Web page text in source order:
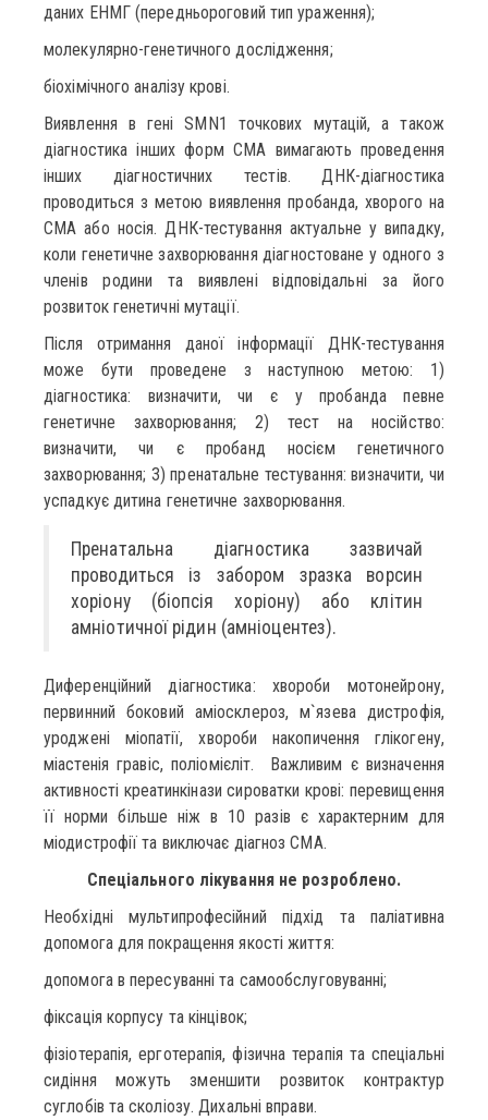
даних ЕНМГ (передньороговий тип ураження);
молекулярно-генетичного дослідження;
біохімічного аналізу крові.
Виявлення в гені SMN1 точкових мутацій, а також
діагностика інших форм СМА вимагають проведення
інших діагностичних тестів. ДНК-діагностика
проводиться з метою виявлення пробанда, хворого на
СМА або носія. ДНК-тестування актуальне у випадку,
коли генетичне захворювання діагностоване у одного з
членів родини та виявлені відповідальні за його
розвиток генетичні мутації.
Після отримання даної інформації ДНК-тестування
може бути проведене з наступною метою: 1)
діагностика: визначити, чи є у пробанда певне
генетичне захворювання; 2) тест на носійство:
визначити, чи є пробанд носієм генетичного
захворювання; 3) пренатальне тестування: визначити, чи
успадкує дитина генетичне захворювання.
Пренатальна діагностика зазвичай
проводиться із забором зразка ворсин
хоріону (біопсія хоріону) або клітин
амніотичної рідин (амніоцентез).
Диференційний діагностика: хвороби мотонейрону,
первинний боковий аміосклероз, м`язева дистрофія,
уроджені міопатії, хвороби накопичення глікогену,
міастенія гравіс, поліомієліт. Важливим є визначення
активності креатинкінази сироватки крові: перевищення
її норми більше ніж в 10 разів є характерним для
міодистрофії та виключає діагноз СМА.
Спеціального лікування не розроблено.
Необхідні мультипрофесійний підхід та паліативна
допомога для покращення якості життя:
допомога в пересуванні та самообслуговуванні;
фіксація корпусу та кінцівок;
фізіотерапія, ерготерапія, фізична терапія та спеціальні
сидіння можуть зменшити розвиток контрактур
суглобів та сколіозу. Дихальні вправи.